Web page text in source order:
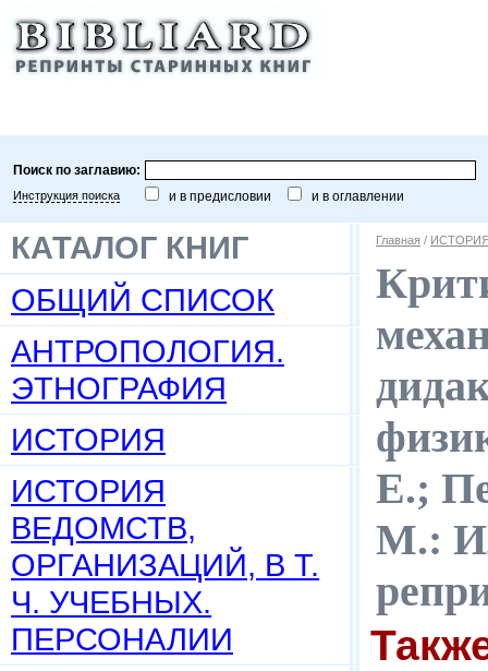
Поиск по заглавию:
Инструкция поиска и в предисловии и в оглавлении
КАТАЛОГ КНИГ
ОБЩИЙ СПИСОК
АНТРОПОЛОГИЯ.
ЭТНОГРАФИЯ
ИСТОРИЯ
ИСТОРИЯ
ВЕДОМСТВ,
ОРГАНИЗАЦИЙ, В Т.
Ч. УЧЕБНЫХ.
ПЕРСОНАЛИИ
Главная /
Е.;
М.: